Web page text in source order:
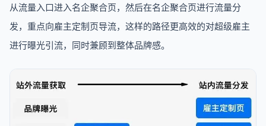
从流量入口进入名企聚合页，然后在名企聚合页进行流量分
发，重点向雇主定制页导流，这样的路径更高效的对超级雇主
进行曝光引流，同时兼顾到整体品牌感。